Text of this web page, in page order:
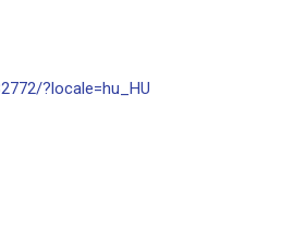
?locale=hu_HU